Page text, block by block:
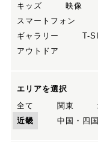
キッズ
映像
スマートフォン
ギャラリー
T-
アウトドア
エリアを選択
全て
関東
近畿
中国・四国